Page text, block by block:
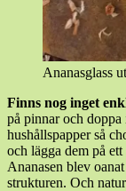
Ananasglass
Finns nog inget
på pinnar och
hushållspapper så
och lägga dem på
Ananasen blev
strukturen. Och